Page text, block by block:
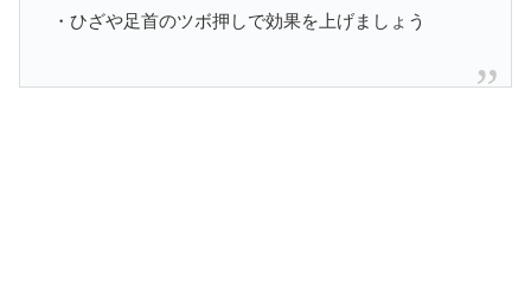
・ひざや足首のツボ押しで効果を上げましょう